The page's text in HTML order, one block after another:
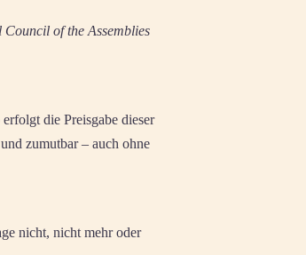
of the Assemblies
die Preisgabe dieser
zumutbar – auch ohne
nicht, nicht mehr oder